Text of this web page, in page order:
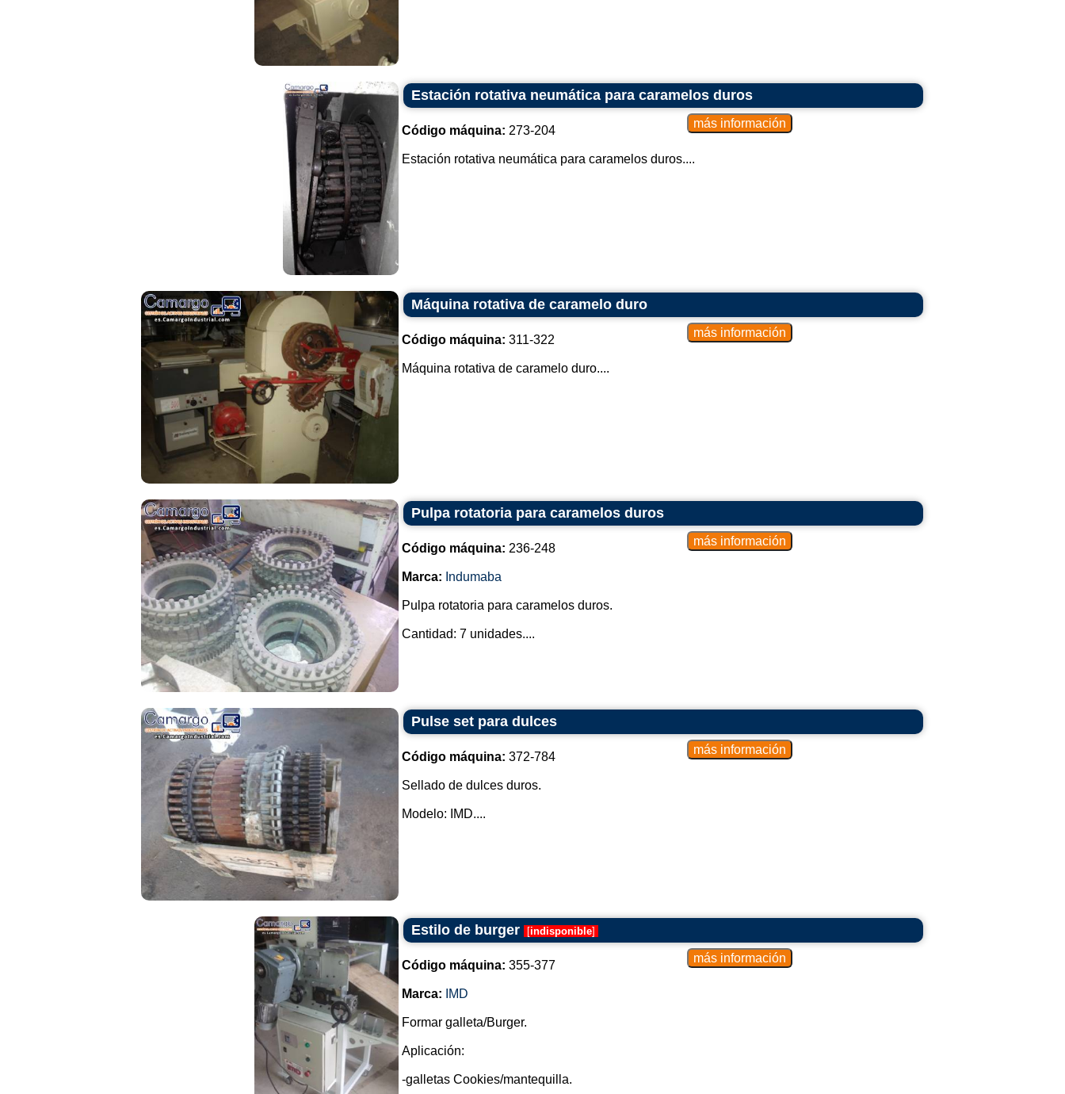
Estación rotativa neumática para caramelos duros
Código máquina: 273-204
Estación rotativa neumática para caramelos duros....
Máquina rotativa de caramelo duro
Código máquina: 311-322
Máquina rotativa de caramelo duro....
Pulpa rotatoria para caramelos duros
Código máquina: 236-248
Marca: Indumaba
Pulpa rotatoria para caramelos duros.
Cantidad: 7 unidades....
Pulse set para dulces
Código máquina: 372-784
Sellado de dulces duros.
Modelo: IMD....
Estilo de burger [indisponible]
Código máquina: 355-377
Marca: IMD
Formar galleta/Burger.
Aplicación:
-galletas Cookies/mantequilla.